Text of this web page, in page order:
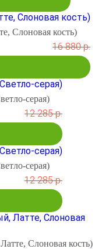
Слоновая кость)
16 880 р.
серая)
12 285 р.
серая)
12 285 р.
Слоновая кость)